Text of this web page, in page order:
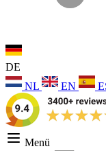
DE
NL
EN
Menü